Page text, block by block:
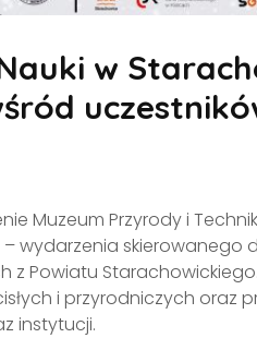
w
Muzeum Przyrody i
– wydarzenia skierowanego
Powiatu
i przyrodniczych oraz
instytucji.